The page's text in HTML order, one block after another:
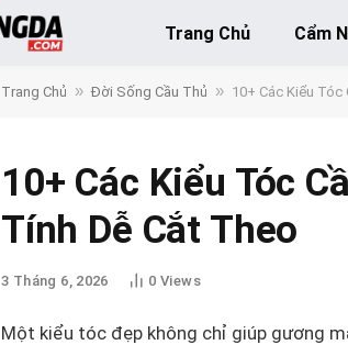
Trang Chủ Cẩm
Trang Chủ » Đời Sống Cầu Thủ » 10+ Các Kiểu
10+ Các Kiểu Tóc
Tính Dễ Cắt Theo
3 Tháng 6, 2026 0Views
Một kiểu tóc đẹp không chỉ giúp gương